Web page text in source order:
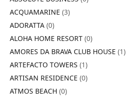
ACQUAMARINE (3)
ADORATTA (0)
ALOHA HOME RESORT (0)
AMORES DA BRAVA CLUB HOUSE (1)
ARTEFACTO TOWERS (1)
ARTISAN RESIDENCE (0)
ATMOS BEACH (0)